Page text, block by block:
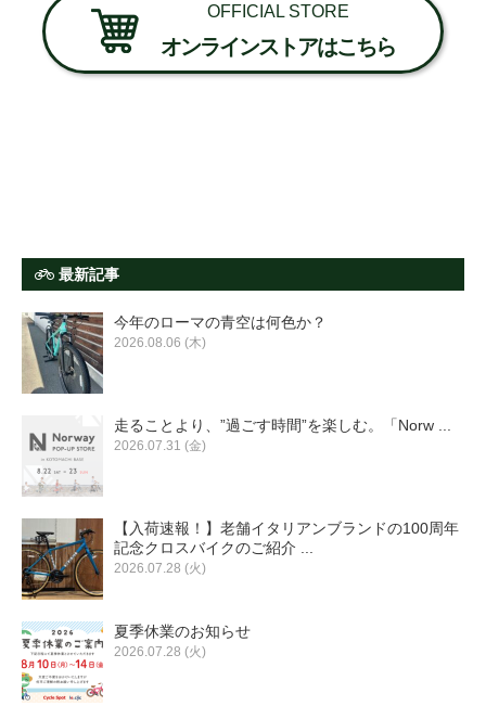
OFFICIAL STORE
オンラインストアはこちら
最新記事
今年のローマの青空は何色か？
2026.08.06 (木)
走ることより、”過ごす時間”を楽しむ。「Norw ...
2026.07.31 (金)
【入荷速報！】老舗イタリアンブランドの100周年
記念クロスバイクのご紹介 ...
2026.07.28 (火)
夏季休業のお知らせ
2026.07.28 (火)